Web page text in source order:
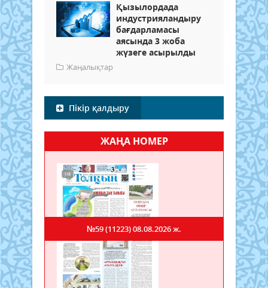
Қызылордада
индустрияландыру
бағдарламасы
аясында 3 жоба
жүзеге асырылды
Жаңалықтар
Пікір қалдыру
ЖАҢА НОМЕР
№59 (11223)08.08.2026 ж.